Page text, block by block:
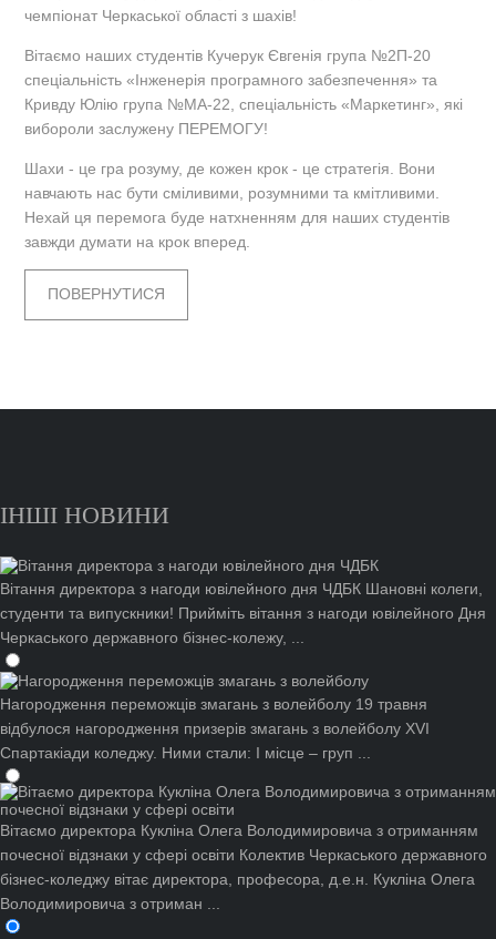
чемпіонат Черкаської області з шахів!
Вітаємо наших студентів Кучерук Євгенія група №2П-20
спеціальність «Інженерія програмного забезпечення» та
Кривду Юлію група №МА-22, спеціальність «Маркетинг», які
вибороли заслужену ПЕРЕМОГУ!
Шахи - це гра розуму, де кожен крок - це стратегія. Вони
навчають нас бути сміливими, розумними та кмітливими.
Нехай ця перемога буде натхненням для наших студентів
завжди думати на крок вперед.
ПОВЕРНУТИСЯ
ІНШІ НОВИНИ
Вітання директора з нагоди ювілейного дня ЧДБК Шановні колеги,
студенти та випускники! Прийміть вітання з нагоди ювілейного Дня
Черкаського державного бізнес-колежу, ...
Нагородження переможців змагань з волейболу 19 травня
відбулося нагородження призерів змагань з волейболу ХVІ
Спартакіади коледжу. Ними стали: І місце – груп ...
Вітаємо директора Кукліна Олега Володимировича з отриманням
почесної відзнаки у сфері освіти Колектив Черкаського державного
бізнес-коледжу вітає директора, професора, д.е.н. Кукліна Олега
Володимировича з отриман ...